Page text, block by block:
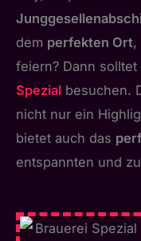
dem perfekten Ort,
feiern? Dann
Spezial besuchen.
nicht nur ein
bietet auch das
entspannten und